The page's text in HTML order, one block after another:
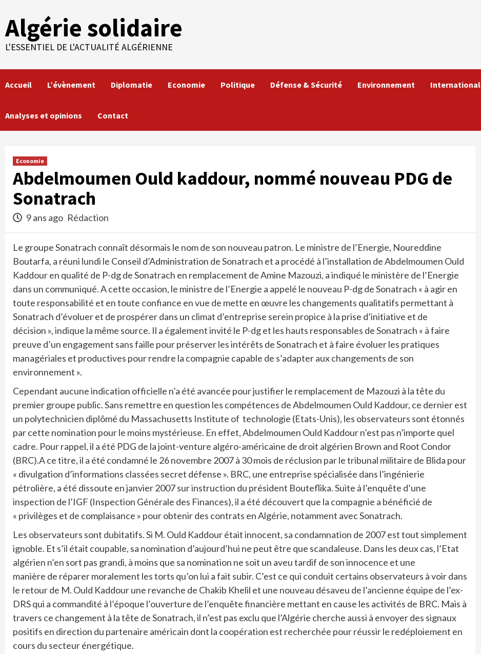
content
Algérie solidaire
L'ESSENTIEL DE L'ACTUALITÉ ALGÉRIENNE
Accueil L’évènement Diplomatie Economie Politique Défense & Sécurité Environnement International
Analyses et opinions Contact
Economie
Abdelmoumen Ould kaddour, nommé nouveau PDG de
Sonatrach
9 ans ago Rédaction
Le groupe Sonatrach connaît désormais le nom de son nouveau patron. Le ministre de l’Energie, Noureddine
Boutarfa, a réuni lundi le Conseil d’Administration de Sonatrach et a procédé à l’installation de Abdelmoumen Ould
Kaddour en qualité de P-dg de Sonatrach en remplacement de Amine Mazouzi, a indiqué le ministère de l’Energie
dans un communiqué. A cette occasion, le ministre de l’Energie a appelé le nouveau P-dg de Sonatrach « à agir en
toute responsabilité et en toute confiance en vue de mette en œuvre les changements qualitatifs permettant à
Sonatrach d’évoluer et de prospérer dans un climat d’entreprise serein propice à la prise d’initiative et de
décision », indique la même source. Il a également invité le P-dg et les hauts responsables de Sonatrach « à faire
preuve d’un engagement sans faille pour préserver les intérêts de Sonatrach et à faire évoluer les pratiques
managériales et productives pour rendre la compagnie capable de s’adapter aux changements de son
environnement ».
Cependant aucune indication officielle n’a été avancée pour justifier le remplacement de Mazouzi à la tête du
premier groupe public. Sans remettre en question les compétences de Abdelmoumen Ould Kaddour, ce dernier est
un polytechnicien diplômé du Massachusetts Institute of technologie (Etats-Unis), les observateurs sont étonnés
par cette nomination pour le moins mystérieuse. En effet, Abdelmoumen Ould Kaddour n’est pas n’importe quel
cadre. Pour rappel, il a été PDG de la joint-venture algéro-américaine de droit algérien Brown and Root Condor
(BRC).A ce titre, il a été condamné le 26 novembre 2007 à 30 mois de réclusion par le tribunal militaire de Blida pour
« divulgation d’informations classées secret défense ». BRC, une entreprise spécialisée dans l’ingénierie
pétrolière, a été dissoute en janvier 2007 sur instruction du président Bouteflika. Suite à l’enquête d’une
inspection de l’IGF (Inspection Générale des Finances), il a été découvert que la compagnie a bénéficié de
« privilèges et de complaisance » pour obtenir des contrats en Algérie, notamment avec Sonatrach.
Les observateurs sont dubitatifs. Si M. Ould Kaddour était innocent, sa condamnation de 2007 est tout simplement
ignoble. Et s’il était coupable, sa nomination d’aujourd’hui ne peut être que scandaleuse. Dans les deux cas, l’Etat
algérien n’en sort pas grandi, à moins que sa nomination ne soit un aveu tardif de son innocence et une
manière de réparer moralement les torts qu’on lui a fait subir. C’est ce qui conduit certains observateurs à voir dans
le retour de M. Ould Kaddour une revanche de Chakib Khelil et une nouveau désaveu de l’ancienne équipe de l’ex-
DRS qui a commandité à l’époque l’ouverture de l’enquête financière mettant en cause les activités de BRC. Mais à
travers ce changement à la tête de Sonatrach, il n’est pas exclu que l’Algérie cherche aussi à envoyer des signaux
positifs en direction du partenaire américain dont la coopération est recherchée pour réussir le redéploiement en
cours du secteur énergétique.